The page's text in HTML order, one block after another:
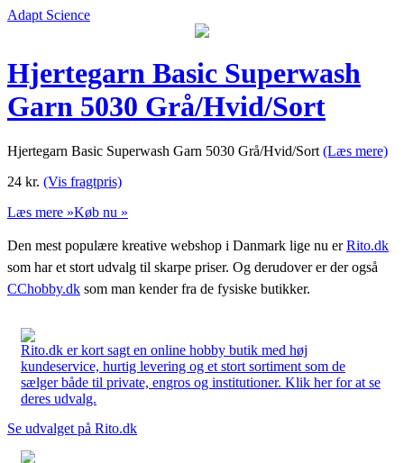
Adapt Science
Hjertegarn Basic Superwash
Garn 5030 Grå/Hvid/Sort
Hjertegarn Basic Superwash Garn 5030 Grå/Hvid/Sort (Læs mere)
24 kr. (Vis fragtpris)
Læs mere »Køb nu »
Den mest populære kreative webshop i Danmark lige nu erRito.dk
som har et stort udvalg til skarpe priser. Og derudover er der også
CChobby.dk som man kender fra de fysiske butikker.
Rito.dk er kort sagt en online hobby butik med høj
kundeservice, hurtig levering og et stort sortiment som de
sælger både til private, engros og institutioner. Klik her for at se
deres udvalg.
Se udvalget på Rito.dk